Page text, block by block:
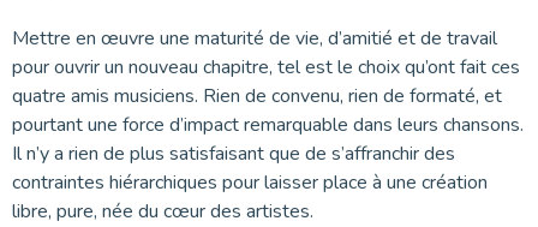
Mettre en œuvre une maturité de vie, d’amitié et de travail
pour ouvrir un nouveau chapitre, tel est le choix qu’ont fait ces
quatre amis musiciens. Rien de convenu, rien de formaté, et
pourtant une force d’impact remarquable dans leurs chansons.
Il n’y a rien de plus satisfaisant que de s’affranchir des
contraintes hiérarchiques pour laisser place à une création
libre, pure, née du cœur des artistes.